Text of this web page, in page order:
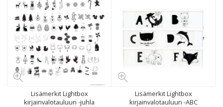
Lisämerkit Lightbox
kirjainvalotauluun -juhla
Lisämerkit Lightbox
kirjainvalotauluun -ABC